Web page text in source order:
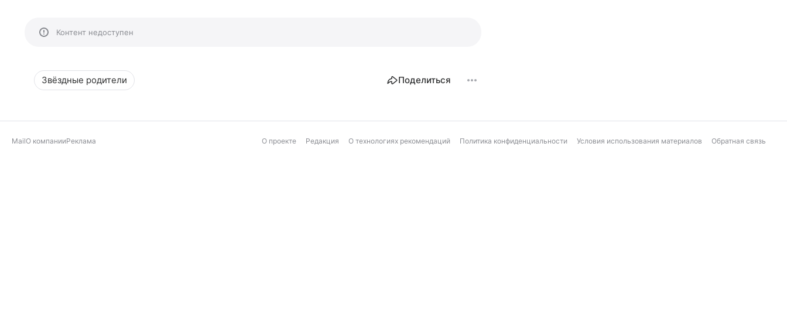
Контент недоступен
Звёздные родители Поделиться
MailО компанииРеклама О проекте Редакция О технологиях рекомендаций Политика конфиденциальности Условия использования материалов Обратная связь